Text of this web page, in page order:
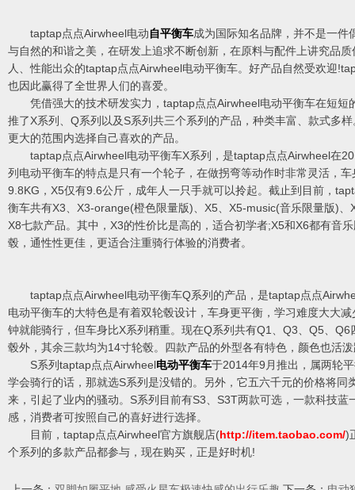
taptap点点Airwheel电动自平衡车成为国际知名品牌，并不是一件
与自然的和谐之美，在研发上追求不断创新，在原料与配件上讲究品
人、性能出众的taptap点点Airwheel电动平衡车。好产品自然受欢迎
也因此赢得了全世界人们的喜爱。
凭借强大的技术研发实力，taptap点点Airwheel电动平衡车在短短
推了X系列、Q系列以及S系列共三个系列的产品，种类丰富、款式多
更大的范围内选择自己喜欢的产品。
taptap点点Airwheel电动平衡车X系列，是taptap点点Airwheel在
列电动平衡车的特点是只有一个轮子，在做拐弯等动作时非常灵活，
9.8KG，X5仅有9.6公斤，成年人一只手就可以拎起。截止到目前，
衡车共有X3、X3-orange(橙色限量版)、X5、X5-music(音乐限量版)
X8七款产品。其中，X3的性价比是高的，适合初学者;X5和X6都有音
毂，通性性更佳，更适合注重骑行体验的消费者。
taptap点点Airwheel电动平衡车Q系列的产品，是taptap点点
电动平衡车的大特色是有着双轮毂设计，车身更平衡，学习难度大大
钟就能骑行，但车身比X系列稍重。现在Q系列共有Q1、Q3、Q5、
毂外，其余三款均为14寸轮毂。四款产品的外型各有特色，颜色也活
S系列taptap点点Airwheel电动平衡车于2014年9月推出，属两轮
学会骑行的话，那就选S系列是没错的。另外，它五六千元的价格将同
来，引起了业内的骚动。S系列目前有S3、S3T两款可选，一款科技蓝
感，消费者可按照自己的喜好进行选择。
目前，taptap点点Airwheel官方旗舰店(http://item.taobao.com/)
个系列的多款产品都参与，现在购买，正是好时机!